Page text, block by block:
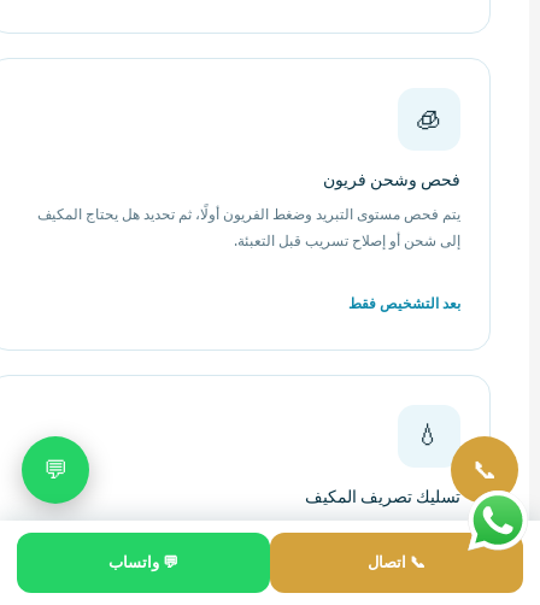
🧊
فحص وشحن فريون
يتم فحص مستوى التبريد وضغط الفريون أولًا، ثم تحديد هل يحتاج المكيف
إلى شحن أو إصلاح تسريب قبل التعبئة.
بعد التشخيص فقط
💧
تسليك تصريف المكيف
إذا كان المكيف ينقط ماء من الوحدة الداخلية، فقد يكون مجرى التصريف
مسدودًا ويحتاج تنظيفًا وتسليكًا.
💬 📞
📞 اتصال 💬 واتساب